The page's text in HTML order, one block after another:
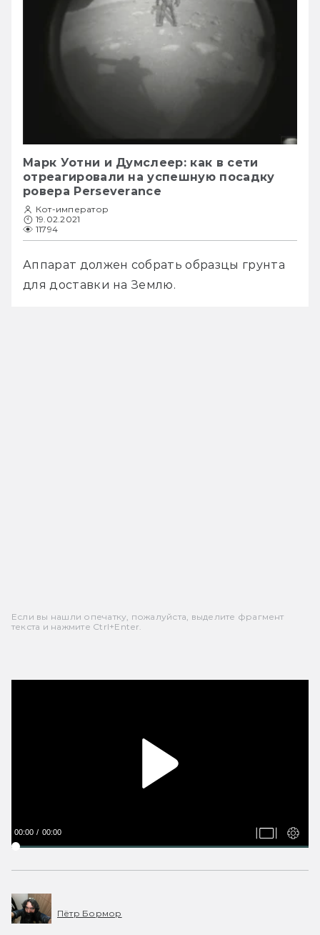
Марк Уотни и Думслеер: как в сети
отреагировали на успешную посадку
ровера Perseverance
Кот-император
19.02.2021
11794
Аппарат должен собрать образцы грунта
для доставки на Землю.
Если вы нашли опечатку, пожалуйста, выделите фрагмент
текста и нажмите Ctrl+Enter.
00:00 00:00
Пётр Бормор